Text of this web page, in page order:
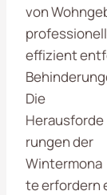
von
effizient
Die
Herausforde
rungen der
Wintermona
te erfordern